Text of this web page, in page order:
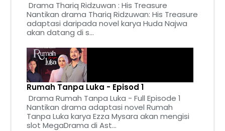
Drama Thariq Ridzuwan : His Treasure
Nantikan drama Thariq Ridzuwan: His Treasure
adaptasi daripada novel karya Huda Najwa
akan datang di s...
Rumah Tanpa Luka - Episod 1
Drama Rumah Tanpa Luka - Full Episode 1
Nantikan drama adaptasi novel Rumah
Tanpa Luka karya Ezza Mysara akan mengisi
slot MegaDrama di Ast...